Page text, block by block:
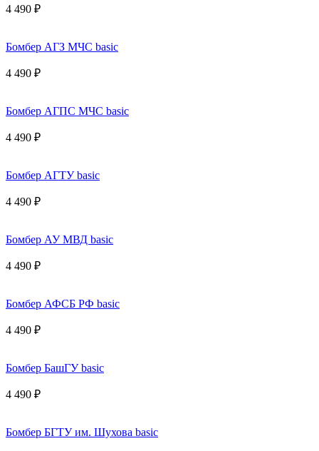
4 490 ₽
Бомбер АГЗ МЧС basic
4 490 ₽
Бомбер АГПС МЧС basic
4 490 ₽
Бомбер АГТУ basic
4 490 ₽
Бомбер АУ МВД basic
4 490 ₽
Бомбер АФСБ РФ basic
4 490 ₽
Бомбер БашГУ basic
4 490 ₽
Бомбер БГТУ им. Шухова basic